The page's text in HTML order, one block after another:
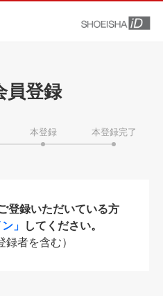
員登録
本登録 本登録完了
登録いただいている方
」 してください。
者を含む）